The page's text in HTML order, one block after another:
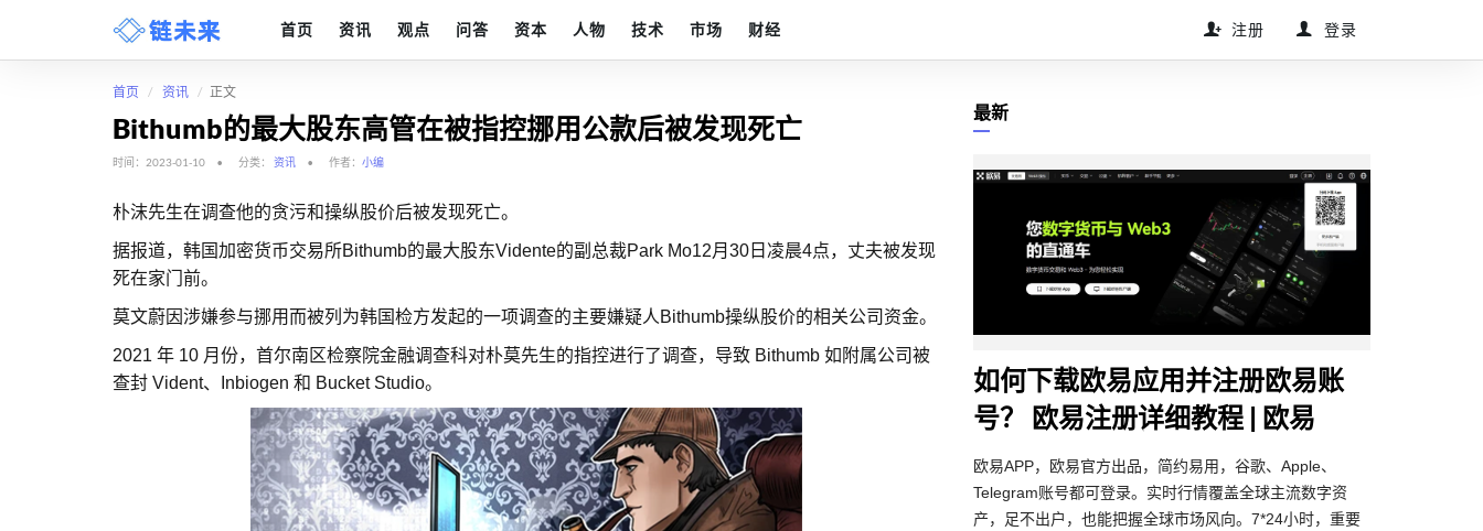
注册 登录
首页 资讯 观点 问答 资本 人物 技术 市场 财经
首页 资讯 正文
Bithumb的最大股东高管在被指控挪用公款后被发现死亡
时间：2023-01-10 分类： 资讯 作者： 小编
朴沫先生在调查他的贪污和操纵股价后被发现死亡。
据报道，韩国加密货币交易所Bithumb的最大股东Vidente的副总裁Park Mo12月30日凌晨4点，丈夫被发现
死在家门前。
莫文蔚因涉嫌参与挪用而被列为韩国检方发起的一项调查的主要嫌疑人Bithumb操纵股价的相关公司资金。
2021 年 10 月份，首尔南区检察院金融调查科对朴莫先生的指控进行了调查，导致 Bithumb 如附属公司被
查封 Vident、Inbiogen 和 Bucket Studio。
最新
如何下载欧易应用并注册欧易账
号？ 欧易注册详细教程 | 欧易
欧易APP，欧易官方出品，简约易用，谷歌、Apple、
Telegram账号都可登录。实时行情覆盖全球主流数字资
产，足不出户，也能把握全球市场风向。7*24小时，重要